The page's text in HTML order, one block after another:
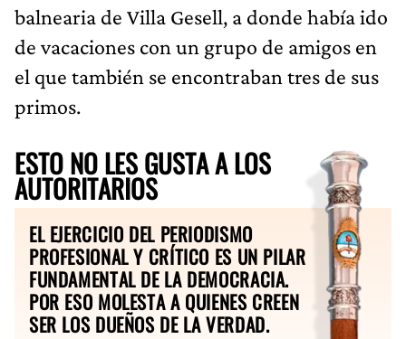
balnearia de Villa Gesell, a donde había ido
de vacaciones con un grupo de amigos en
el que también se encontraban tres de sus
primos.
ESTO NO LES GUSTA A LOS
AUTORITARIOS
EL EJERCICIO DEL PERIODISMO
PROFESIONAL Y CRÍTICO ES UN PILAR
FUNDAMENTAL DE LA DEMOCRACIA.
POR ESO MOLESTA A QUIENES CREEN
SER LOS DUEÑOS DE LA VERDAD.